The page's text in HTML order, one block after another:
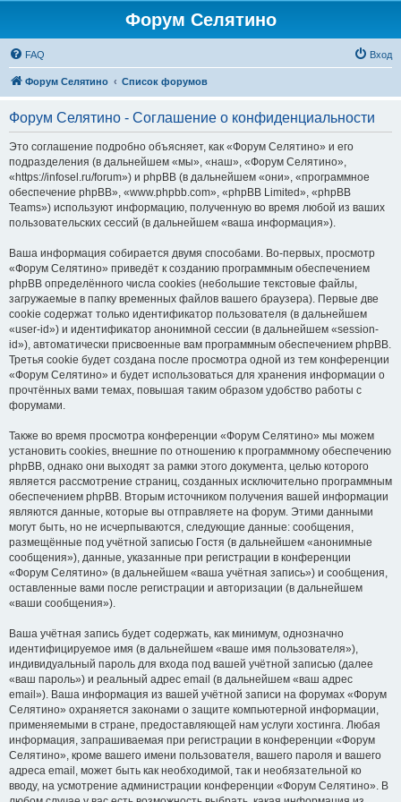
Форум Селятино
FAQ Вход
Форум Селятино Список форумов
Форум Селятино - Соглашение о конфиденциальности
Это соглашение подробно объясняет, как «Форум Селятино» и его
подразделения (в дальнейшем «мы», «наш», «Форум Селятино»,
«https://infosel.ru/forum») и phpBB (в дальнейшем «они», «программное
обеспечение phpBB», «www.phpbb.com», «phpBB Limited», «phpBB
Teams») используют информацию, полученную во время любой из ваших
пользовательских сессий (в дальнейшем «ваша информация»).
Ваша информация собирается двумя способами. Во-первых, просмотр
«Форум Селятино» приведёт к созданию программным обеспечением
phpBB определённого числа cookies (небольшие текстовые файлы,
загружаемые в папку временных файлов вашего браузера). Первые две
cookie содержат только идентификатор пользователя (в дальнейшем
«user-id») и идентификатор анонимной сессии (в дальнейшем «session-
id»), автоматически присвоенные вам программным обеспечением phpBB.
Третья cookie будет создана после просмотра одной из тем конференции
«Форум Селятино» и будет использоваться для хранения информации о
прочтённых вами темах, повышая таким образом удобство работы с
форумами.
Также во время просмотра конференции «Форум Селятино» мы можем
установить cookies, внешние по отношению к программному обеспечению
phpBB, однако они выходят за рамки этого документа, целью которого
является рассмотрение страниц, созданных исключительно программным
обеспечением phpBB. Вторым источником получения вашей информации
являются данные, которые вы отправляете на форум. Этими данными
могут быть, но не исчерпываются, следующие данные: сообщения,
размещённые под учётной записью Гостя (в дальнейшем «анонимные
сообщения»), данные, указанные при регистрации в конференции
«Форум Селятино» (в дальнейшем «ваша учётная запись») и сообщения,
оставленные вами после регистрации и авторизации (в дальнейшем
«ваши сообщения»).
Ваша учётная запись будет содержать, как минимум, однозначно
идентифицируемое имя (в дальнейшем «ваше имя пользователя»),
индивидуальный пароль для входа под вашей учётной записью (далее
«ваш пароль») и реальный адрес email (в дальнейшем «ваш адрес
email»). Ваша информация из вашей учётной записи на форумах «Форум
Селятино» охраняется законами о защите компьютерной информации,
применяемыми в стране, предоставляющей нам услуги хостинга. Любая
информация, запрашиваемая при регистрации в конференции «Форум
Селятино», кроме вашего имени пользователя, вашего пароля и вашего
адреса email, может быть как необходимой, так и необязательной ко
вводу, на усмотрение администрации конференции «Форум Селятино». В